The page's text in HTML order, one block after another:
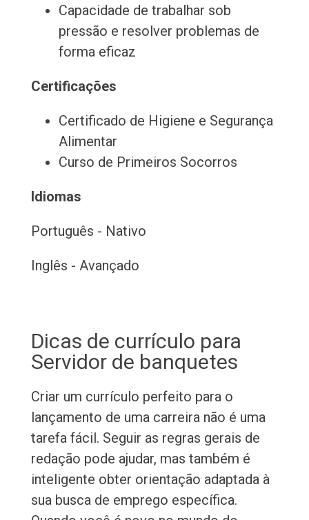
Capacidade de trabalhar sob
pressão e resolver problemas de
forma eficaz
Certificações
Certificado de Higiene e Segurança
Alimentar
Curso de Primeiros Socorros
Idiomas
Português - Nativo
Inglês - Avançado
Dicas de currículo para
Servidor de banquetes
Criar um currículo perfeito para o
lançamento de uma carreira não é uma
tarefa fácil. Seguir as regras gerais de
redação pode ajudar, mas também é
inteligente obter orientação adaptada à
sua busca de emprego específica.